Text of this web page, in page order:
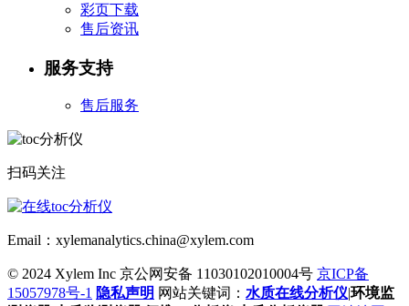
彩页下载
售后资讯
服务支持
售后服务
扫码关注
Email：xylemanalytics.china@xylem.com
© 2024 Xylem Inc 京公网安备 11030102010004号 京ICP备
15057978号-1 隐私声明 网站关键词： 水质在线分析仪|环境监